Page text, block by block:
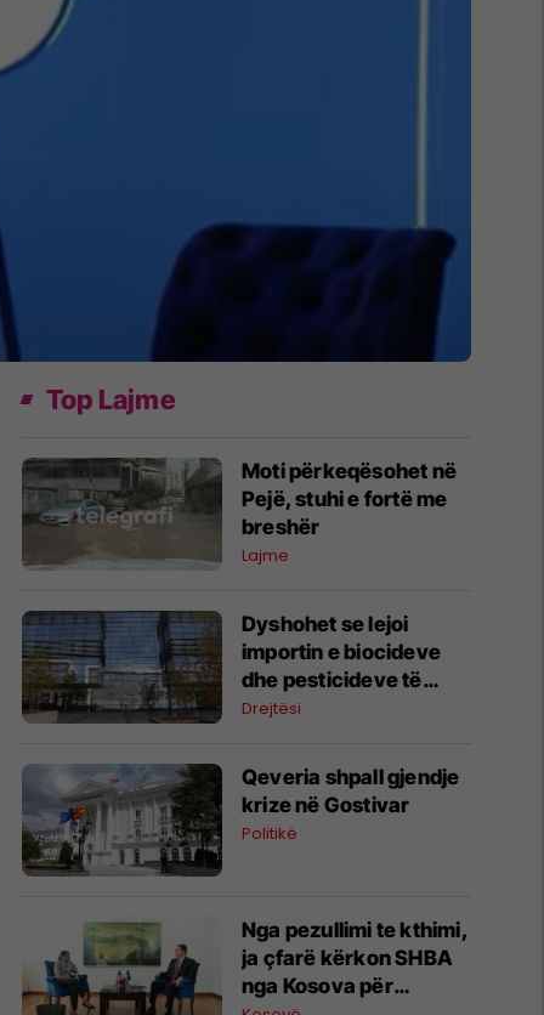
Top Lajme
Moti përkeqësohet në
Pejë, stuhi e fortë me
breshër
Lajme
Dyshohet se lejoi
importin e biocideve
dhe pesticideve të
ndaluara, arrestohet
Drejtësi
Qeveria shpall gjendje
krize në Gostivar
Politikë
Nga pezullimi te kthimi,
ja çfarë kërkon SHBA
nga Kosova për